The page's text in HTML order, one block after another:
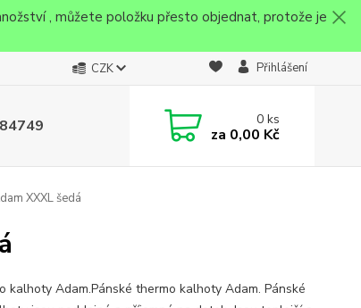
, můžete položku přesto objednat, protože je
CZK Přihlášení
0ks
za 0,00 Kč
XXXL šedá
kalhoty Adam.Pánské thermo kalhoty Adam. Pánské